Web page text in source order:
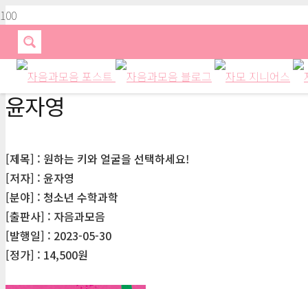
윤자영
[제목] : 원하는 키와 얼굴을 선택하세요!
[저자] : 윤자영
[분야] : 청소년 수학과학
[출판사] : 자음과모음
[발행일] : 2023-05-30
[정가] : 14,500원